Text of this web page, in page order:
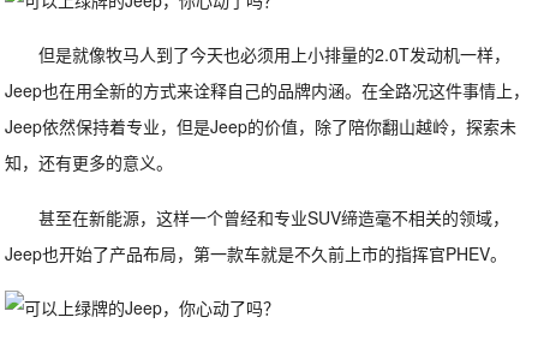
但是就像牧马人到了今天也必须用上小排量的2.0T发动机一样，
Jeep也在用全新的方式来诠释自己的品牌内涵。在全路况这件事情上，
Jeep依然保持着专业，但是Jeep的价值，除了陪你翻山越岭，探索未
知，还有更多的意义。
甚至在新能源，这样一个曾经和专业SUV缔造毫不相关的领域，
Jeep也开始了产品布局，第一款车就是不久前上市的指挥官PHEV。